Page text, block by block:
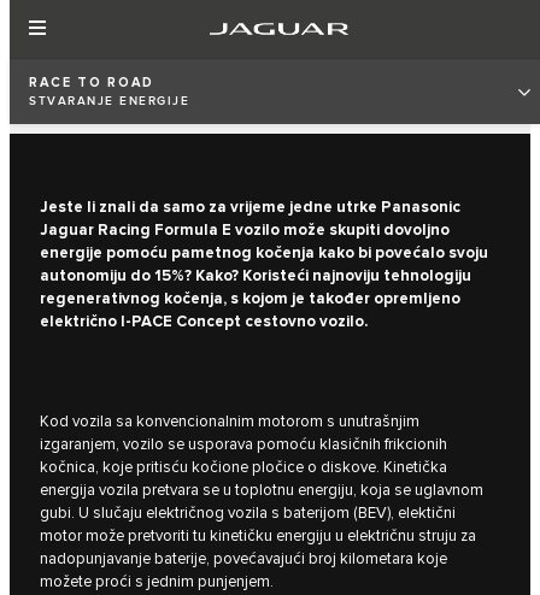
RACE TO ROAD
STVARANJE ENERGIJE
Jeste li znali da samo za vrijeme jedne utrke Panasonic
Jaguar Racing Formula E vozilo može skupiti dovoljno
energije pomoću pametnog kočenja kako bi povećalo svoju
autonomiju do 15%? Kako? Koristeći najnoviju tehnologiju
regenerativnog kočenja, s kojom je također opremljeno
električno I‑PACE Concept cestovno vozilo.
Kod vozila sa konvencionalnim motorom s unutrašnjim
izgaranjem, vozilo se usporava pomoću klasičnih frikcionih
kočnica, koje pritisću kočione pločice o diskove. Kinetička
energija vozila pretvara se u toplotnu energiju, koja se uglavnom
gubi. U slučaju električnog vozila s baterijom (BEV), elektični
motor može pretvoriti tu kinetičku energiju u električnu struju za
nadopunjavanje baterije, povećavajući broj kilometara koje
možete proći s jednim punjenjem.